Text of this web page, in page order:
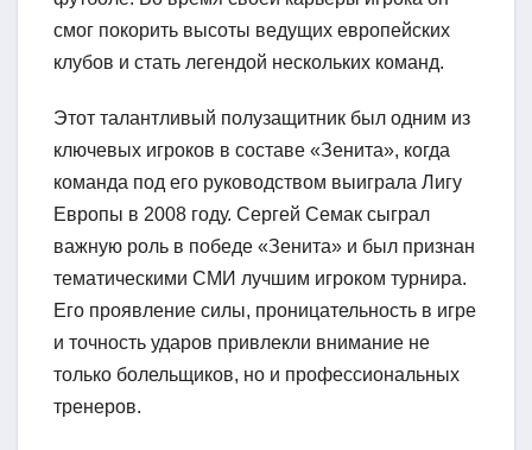
смог покорить высоты ведущих европейских
клубов и стать легендой нескольких команд.
Этот талантливый полузащитник был одним из
ключевых игроков в составе «Зенита», когда
команда под его руководством выиграла Лигу
Европы в 2008 году. Сергей Семак сыграл
важную роль в победе «Зенита» и был признан
тематическими СМИ лучшим игроком турнира.
Его проявление силы, проницательность в игре
и точность ударов привлекли внимание не
только болельщиков, но и профессиональных
тренеров.